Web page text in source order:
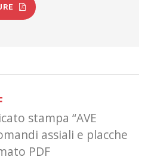
stampa “AVE
assiali e placche
PDF